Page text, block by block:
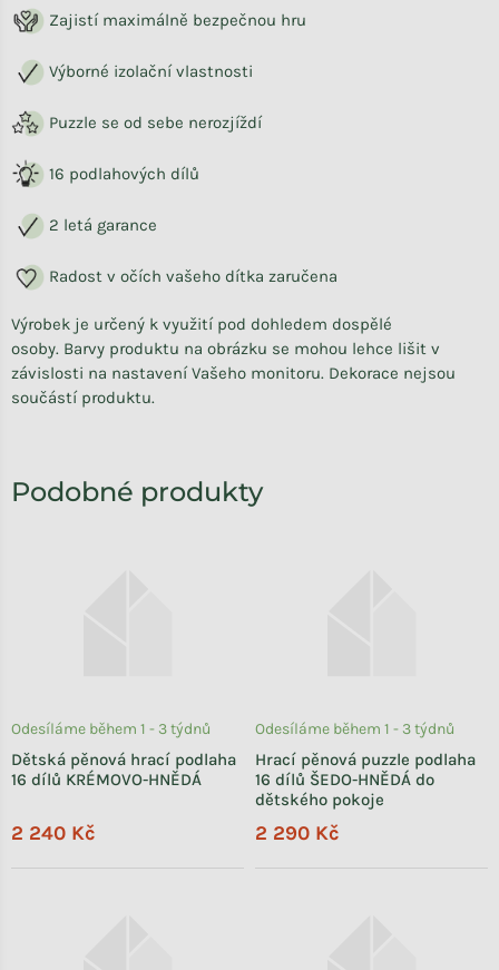
Zajistí maximálně bezpečnou hru
Výborné izolační vlastnosti
Puzzle se od sebe nerozjíždí
16 podlahových dílů
2 letá garance
Radost v očích vašeho dítka zaručena
Výrobek je určený k využití pod dohledem dospělé
osoby. Barvy produktu na obrázku se mohou lehce lišit v
závislosti na nastavení Vašeho monitoru. Dekorace nejsou
součástí produktu.
Dětská pěnová hrací podlaha
16 dílů KRÉMOVO-HNĚDÁ
Odesíláme během 1 - 3 týdnů
2 240 Kč
Hrací pěnová puzzle podlaha
16 dílů ŠEDO-HNĚDÁ do
dětského pokoje
Odesíláme během 1 - 3 týdnů
2 290 Kč